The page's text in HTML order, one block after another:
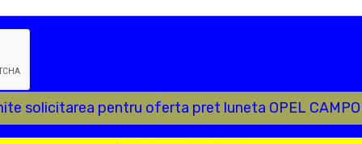
solicitarea pentru oferta pret luneta OPEL CAMPO